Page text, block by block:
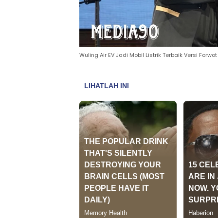
Wuling Air EV Jadi Mobil Listrik Terbaik Versi Forwot